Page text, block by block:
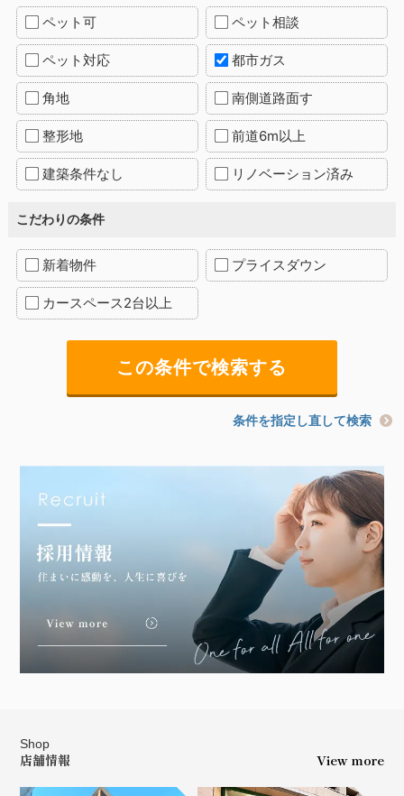
ペット可 ペット相談
ペット対応 都市ガス
角地 南側道路面す
整形地 前道6m以上
建築条件なし リノベーション済み
こだわりの条件
新着物件 プライスダウン
カースペース2台以上
条件を指定し直して検索
Shop
店舗情報 View more